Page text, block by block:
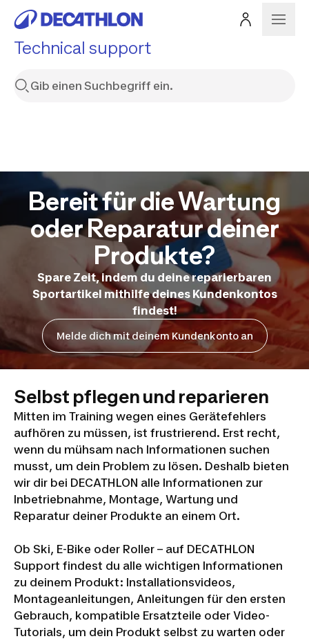
Technical support
Bereit für die Wartung
oder Reparatur deiner
Produkte?
Spare Zeit, indem du deine reparierbaren
Sportartikel mithilfe deines Kundenkontos
findest!
Melde dich mit deinem Kundenkonto an
Selbst pflegen und reparieren
Mitten im Training wegen eines Gerätefehlers
aufhören zu müssen, ist frustrierend. Erst recht,
wenn du mühsam nach Informationen suchen
musst, um dein Problem zu lösen. Deshalb bieten
wir dir bei DECATHLON alle Informationen zur
Inbetriebnahme, Montage, Wartung und
Reparatur deiner Produkte an einem Ort.
Ob Ski, E-Bike oder Roller – auf DECATHLON
Support findest du alle wichtigen Informationen
zu deinem Produkt: Installationsvideos,
Montageanleitungen, Anleitungen für den ersten
Gebrauch, kompatible Ersatzteile oder Video-
Tutorials, um dein Produkt selbst zu warten oder